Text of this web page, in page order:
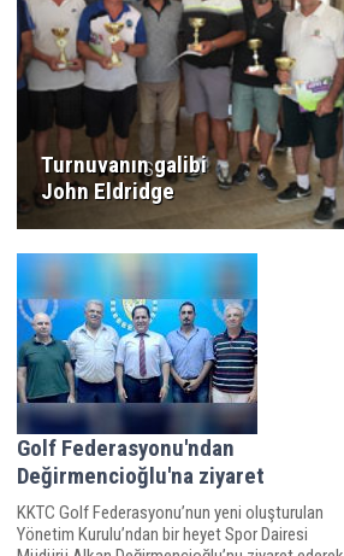
Turnuvanın galibi
John Eldridge
Golf Federasyonu'ndan
Değirmencioğlu'na ziyaret
KKTC Golf Federasyonu’nun yeni oluşturulan
Yönetim Kurulu’ndan bir heyet Spor Dairesi
S